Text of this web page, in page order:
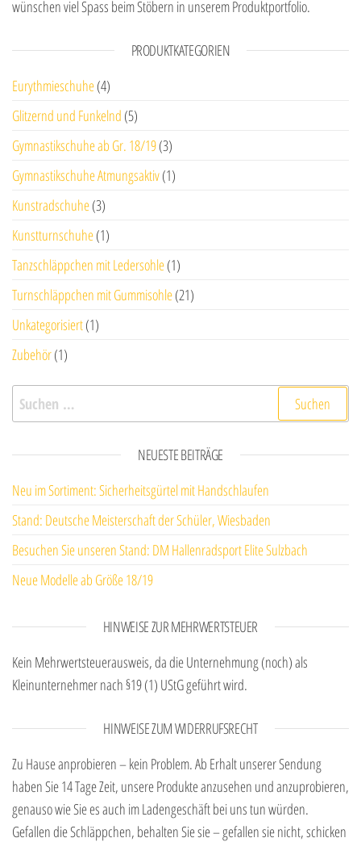
wünschen viel Spass beim Stöbern in unserem Produktportfolio.
PRODUKTKATEGORIEN
Eurythmieschuhe(4)
Glitzernd und Funkelnd (5)
Gymnastikschuhe ab Gr. 18/19(3)
Gymnastikschuhe Atmungsaktiv(1)
Kunstradschuhe(3)
Kunstturnschuhe(1)
Tanzschläppchen mit Ledersohle(1)
Turnschläppchen mit Gummisohle(21)
Unkategorisiert(1)
Zubehör(1)
Suchen nach:
NEUESTE BEITRÄGE
Neu im Sortiment: Sicherheitsgürtel mit Handschlaufen
Stand: Deutsche Meisterschaft der Schüler, Wiesbaden
Besuchen Sie unseren Stand: DM Hallenradsport Elite Sulzbach
Neue Modelle ab Größe 18/19
HINWEISE ZUR MEHRWERTSTEUER
Kein Mehrwertsteuerausweis, da die Unternehmung (noch) als
Kleinunternehmer nach §19 (1) UStG geführt wird.
HINWEISE ZUM WIDERRUFSRECHT
Zu Hause anprobieren – kein Problem. Ab Erhalt unserer Sendung
haben Sie 14 Tage Zeit, unsere Produkte anzusehen und anzuprobieren,
genauso wie Sie es auch im Ladengeschäft bei uns tun würden.
Gefallen die Schläppchen, behalten Sie sie – gefallen sie nicht, schicken